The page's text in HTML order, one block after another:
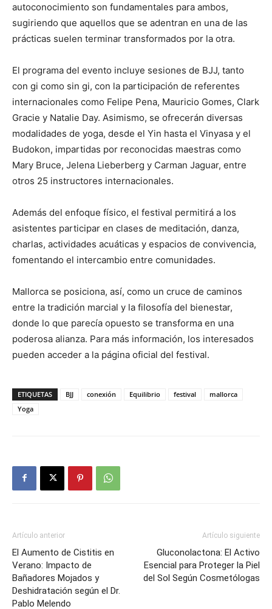
autoconocimiento son fundamentales para ambos,
sugiriendo que aquellos que se adentran en una de las
prácticas suelen terminar transformados por la otra.
El programa del evento incluye sesiones de BJJ, tanto
con gi como sin gi, con la participación de referentes
internacionales como Felipe Pena, Mauricio Gomes, Clark
Gracie y Natalie Day. Asimismo, se ofrecerán diversas
modalidades de yoga, desde el Yin hasta el Vinyasa y el
Budokon, impartidas por reconocidas maestras como
Mary Bruce, Jelena Lieberberg y Carman Jaguar, entre
otros 25 instructores internacionales.
Además del enfoque físico, el festival permitirá a los
asistentes participar en clases de meditación, danza,
charlas, actividades acuáticas y espacios de convivencia,
fomentando el intercambio entre comunidades.
Mallorca se posiciona, así, como un cruce de caminos
entre la tradición marcial y la filosofía del bienestar,
donde lo que parecía opuesto se transforma en una
poderosa alianza. Para más información, los interesados
pueden acceder a la página oficial del festival.
ETIQUETAS BJJ conexión Equilibrio festival
mallorca
Yoga
Artículo anterior
El Aumento de Cistitis en
Verano: Impacto de
Bañadores Mojados y
Deshidratación según el Dr.
Pablo Melendo
Artículo siguiente
Gluconolactona: El Activo
Esencial para Proteger la Piel
del Sol Según Cosmetólogas